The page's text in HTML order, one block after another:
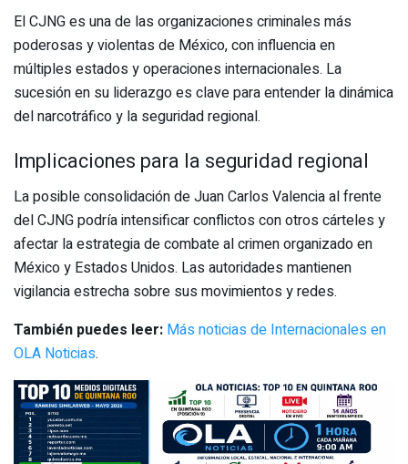
El CJNG es una de las organizaciones criminales más
poderosas y violentas de México, con influencia en
múltiples estados y operaciones internacionales. La
sucesión en su liderazgo es clave para entender la dinámica
del narcotráfico y la seguridad regional.
Implicaciones para la seguridad regional
La posible consolidación de Juan Carlos Valencia al frente
del CJNG podría intensificar conflictos con otros cárteles y
afectar la estrategia de combate al crimen organizado en
México y Estados Unidos. Las autoridades mantienen
vigilancia estrecha sobre sus movimientos y redes.
También puedes leer: Más noticias de Internacionales en
OLA Noticias.